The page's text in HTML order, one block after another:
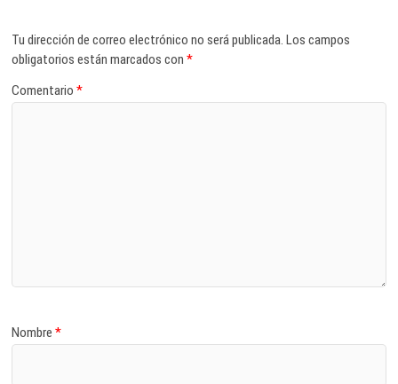
Tu dirección de correo electrónico no será publicada. Los campos
obligatorios están marcados con*
Comentario*
Nombre*